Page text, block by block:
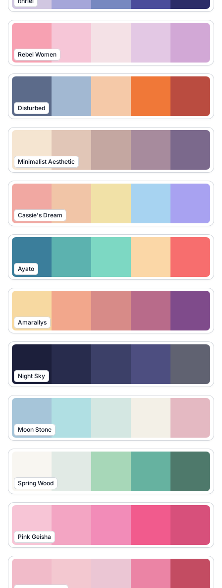
Rebel Women
Disturbed
Minimalist Aesthetic
Cassie's Dream
Ayato
Amarallys
Night Sky
Moon Stone
Spring Wood
Pink Geisha